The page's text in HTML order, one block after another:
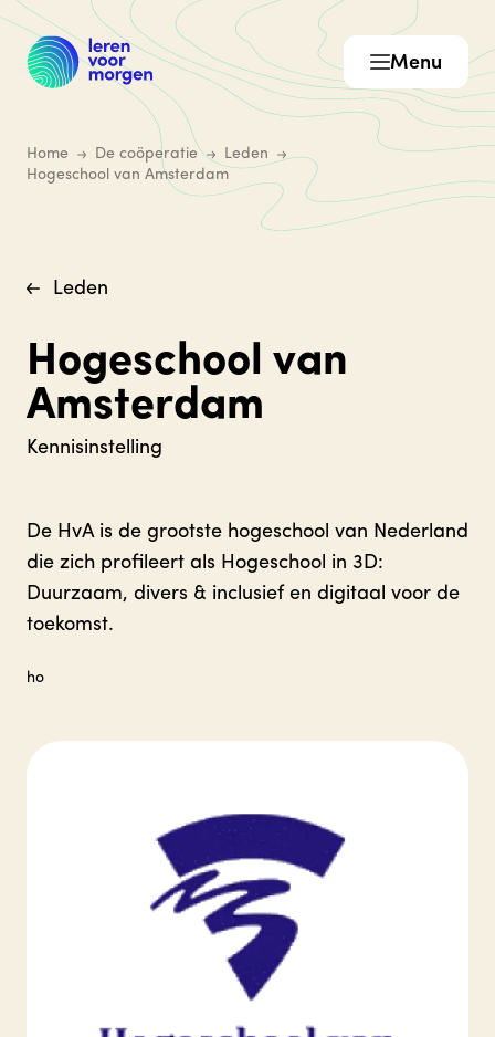
Menu
Home De coöperatie
Leden
Hogeschool van Amsterdam
Leden
Hogeschool van
Amsterdam
Kennisinstelling
De HvA is de grootste hogeschool van Nederland
die zich profileert als Hogeschool in 3D:
Duurzaam, divers & inclusief en digitaal voor de
toekomst.
ho